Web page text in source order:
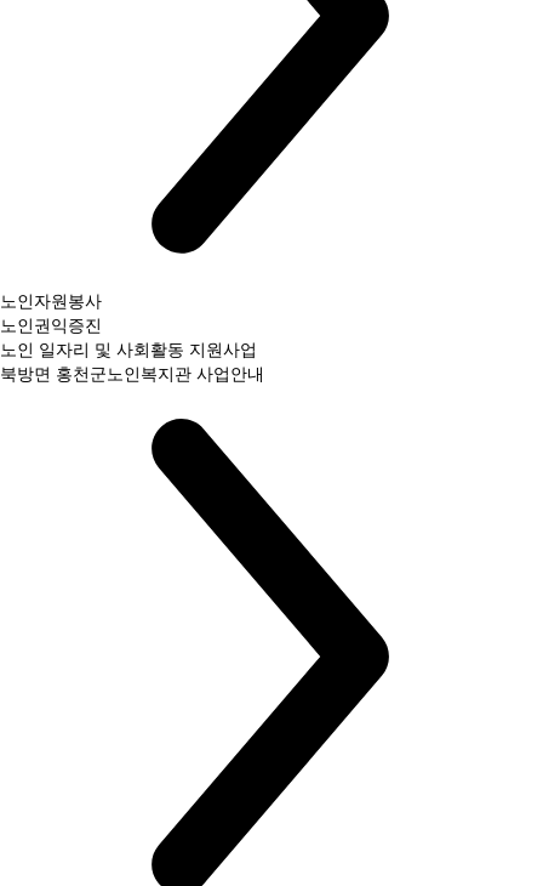
노인자원봉사
노인권익증진
노인 일자리 및 사회활동 지원사업
북방면 홍천군노인복지관 사업안내